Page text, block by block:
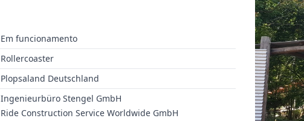
Em funcionamento
Rollercoaster
Plopsaland Deutschland
Ingenieurbüro Stengel GmbH
Ride Construction Service Worldwide GmbH